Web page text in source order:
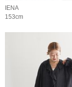
IENA
153cm